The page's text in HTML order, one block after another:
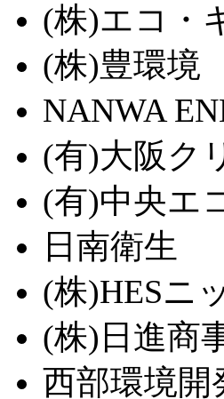
(株)エコ・
(株)豊環境
NANWA
(有)大阪ク
(有)中央エ
日南衛生
(株)HESニ
(株)日進商
西部環境開